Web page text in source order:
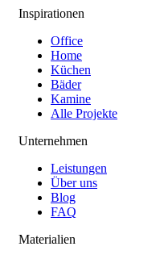
Inspirationen
Office
Home
Küchen
Bäder
Kamine
Alle Projekte
Unternehmen
Leistungen
Über uns
Blog
FAQ
Materialien